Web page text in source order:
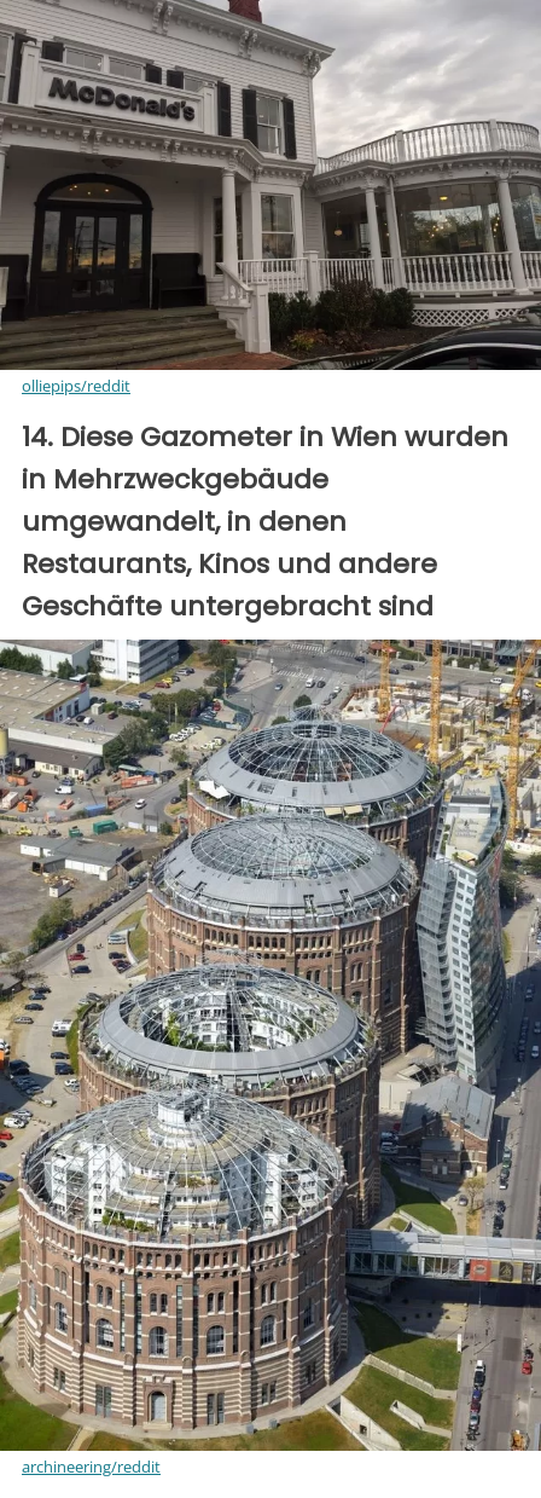
olliepips/reddit
14. Diese Gazometer in Wien wurden
in Mehrzweckgebäude
umgewandelt, in denen
Restaurants, Kinos und andere
Geschäfte untergebracht sind
archineering/reddit